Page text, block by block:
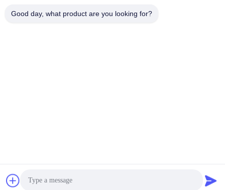
Good day, what product are you looking for?